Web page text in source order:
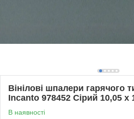
Вінілові шпалери гарячого
Incanto 978452 Сірий 10,05 x
В наявності